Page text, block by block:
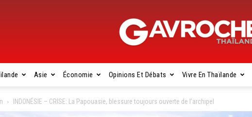
Gavroche
Asie Économie Opinions Et Débats Vivre En Thaïlande
INDONÉSIE – CRISE: La Papouasie, blessure toujours ouverte de l’archipel